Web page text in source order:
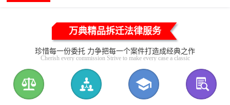
万典精品拆迁法律服务
珍惜每一份委托 力争把每一个案件打造成经典之作
Cherish every commission Strive to make every case a classic